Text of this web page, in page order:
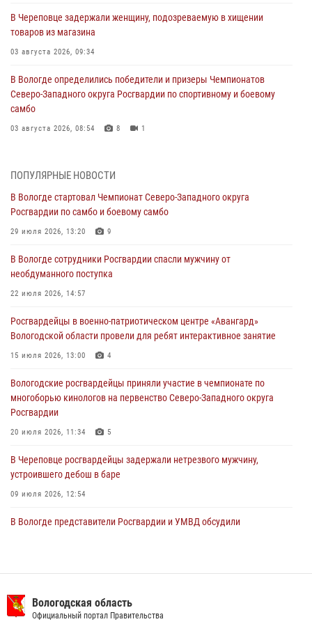
В Череповце задержали женщину, подозреваемую в хищении
товаров из магазина
03 августа 2026, 09:34
В Вологде определились победители и призеры Чемпионатов
Северо-Западного округа Росгвардии по спортивному и боевому
самбо
03 августа 2026, 08:54 8 1
ОХРАНЫ РОСГВАРДИИ В ВОЛОГОДСКОЙ ОБЛАСТИ ЗАДЕРЖАНО 23
02 августа 2026, 10:37
Росгвардейцы в г. Соколе задержали несовершеннолетнего
31 июля 2026, 06:43
В Вологде стартовал Чемпионат Северо-Западного округа
29 июля 2026, 13:20
В Вологде росгвардейцы задержали мужчину, подозреваемого в
29 июля 2026, 09:08
ПОПУЛЯРНЫЕ НОВОСТИ
В Вологде стартовал Чемпионат Северо-Западного округа
Росгвардии по самбо и боевому самбо
29 июля 2026, 13:20 9
В Вологде сотрудники Росгвардии спасли мужчину от
необдуманного поступка
22 июля 2026, 14:57
Росгвардейцы в военно-патриотическом центре «Авангард»
Вологодской области провели для ребят интерактивное занятие
15 июля 2026, 13:00 4
Вологодские росгвардейцы приняли участие в чемпионате по
многоборью кинологов на первенство Северо-Западного округа
Росгвардии
20 июля 2026, 11:34 5
В Череповце росгвардейцы задержали нетрезвого мужчину,
устроившего дебош в баре
09 июля 2026, 12:54
В Вологде представители Росгвардии и УМВД обсудили
стрельбу
27 июля 2026, 07:28
Вологодская область
Официальный портал Правительства